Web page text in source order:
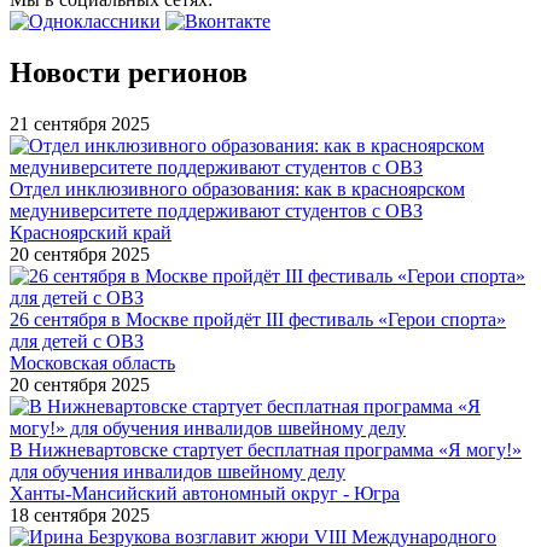
Новости регионов
21 сентября 2025
Отдел инклюзивного образования: как в красноярском
медуниверситете поддерживают студентов с ОВЗ
Красноярский край
20 сентября 2025
26 сентября в Москве пройдёт III фестиваль «Герои спорта»
для детей с ОВЗ
Московская область
20 сентября 2025
В Нижневартовске стартует бесплатная программа «Я могу!»
для обучения инвалидов швейному делу
Ханты-Мансийский автономный округ - Югра
18 сентября 2025